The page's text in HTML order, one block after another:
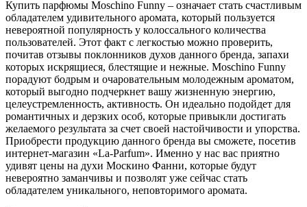
Купить парфюмы Moschino Funny – означает стать счастливым
обладателем удивительного аромата, который пользуется
невероятной популярность у колоссального количества
пользователей. Этот факт с легкостью можно проверить,
почитав отзывы поклонников духов данного бренда, запахи
которых искрящиеся, блестящие и нежные. Moschino Funny
порадуют бодрым и очаровательным молодежным ароматом,
который выгодно подчеркнет вашу жизненную энергию,
целеустремленность, активность. Он идеально подойдет для
романтичных и дерзких особ, которые привыкли достигать
желаемого результата за счет своей настойчивости и упорства.
Приобрести продукцию данного бренда вы сможете, посетив
интернет-магазин «La-Parfum». Именно у нас вас приятно
удивят цены на духи Москино Фанни, которые будут
невероятно заманчивы и позволят уже сейчас стать
обладателем уникального, неповторимого аромата.